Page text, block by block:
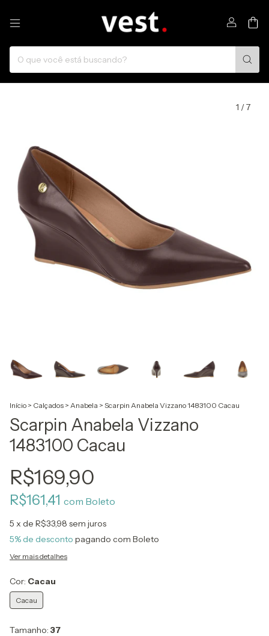
1 /7
Início > Calçados > Anabela > Scarpin Anabela Vizzano 1483100 Cacau
Scarpin Anabela Vizzano
1483100 Cacau
R$169,90
R$161,41 com Boleto
5 x de R$33,98 sem juros
5% de desconto pagando com Boleto
Ver mais detalhes
Cor: Cacau
Cacau
Tamanho: 37